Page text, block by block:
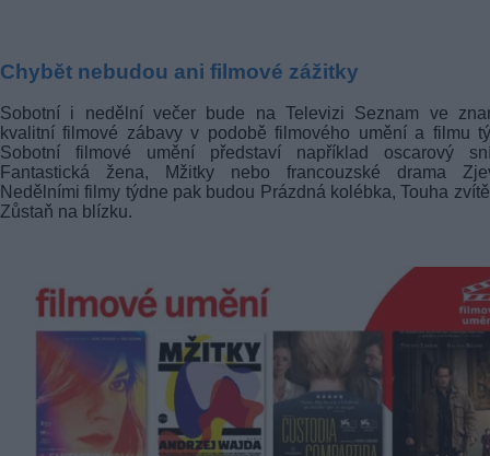
Chybět nebudou ani filmové zážitky
Sobotní i nedělní večer bude na Televizi Seznam ve
kvalitní filmové zábavy v podobě filmového umění a filmu
Sobotní filmové umění představí například oscarový
Fantastická žena, Mžitky nebo francouzské drama
Nedělními filmy týdne pak budou Prázdná kolébka, Touha
Zůstaň na blízku.